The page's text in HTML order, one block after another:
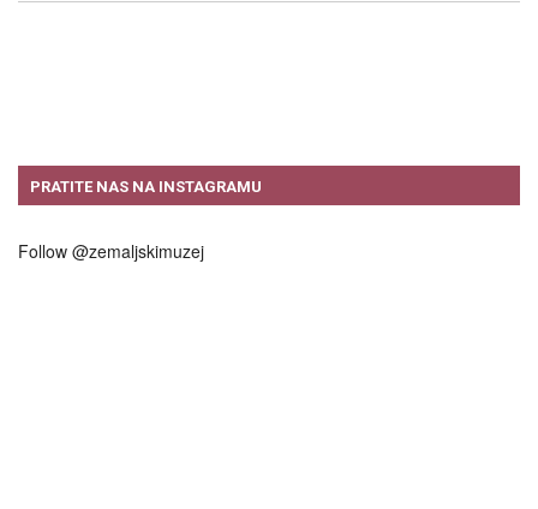
PRATITE NAS NA INSTAGRAMU
Follow @zemaljskimuzej